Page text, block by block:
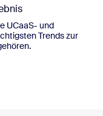
UCaaS- und
Trends zur